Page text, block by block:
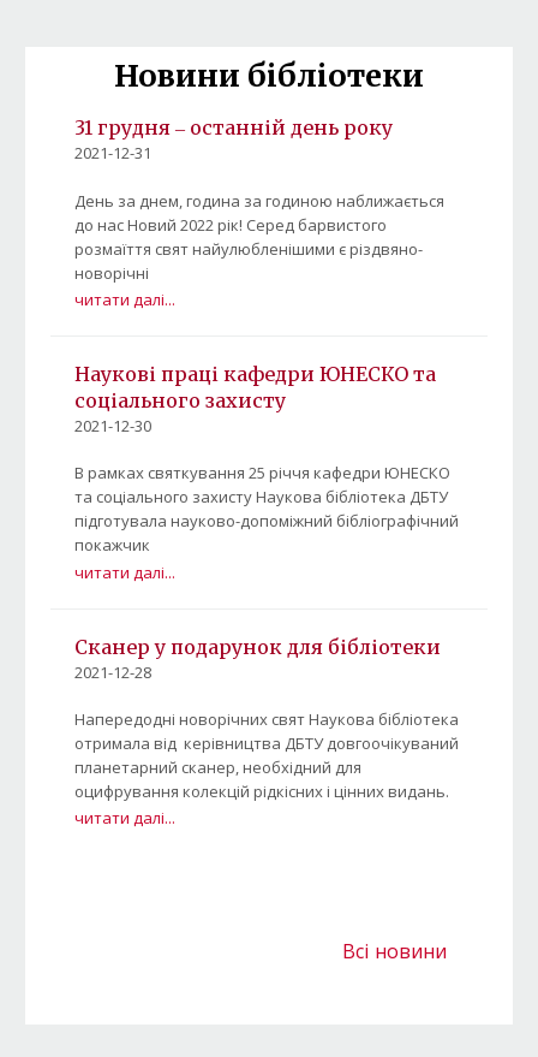
Новини бібліотеки
31 грудня ‒ останній день року
2021-12-31
День за днем, година за годиною наближається
до нас Новий 2022 рік! Серед барвистого
розмаїття свят найулюбленішими є різдвяно-
новорічні
читати далі...
Наукові праці кафедри ЮНЕСКО та
соціального захисту
2021-12-30
В рамках святкування 25 річчя кафедри ЮНЕСКО
та соціального захисту Наукова бібліотека ДБТУ
підготувала науково-допоміжний бібліографічний
покажчик
читати далі...
Сканер у подарунок для бібліотеки
2021-12-28
Напередодні новорічних свят Наукова бібліотека
отримала від керівництва ДБТУ довгоочікуваний
планетарний сканер, необхідний для
оцифрування колекцій рідкісних і цінних видань.
читати далі...
Всі новини